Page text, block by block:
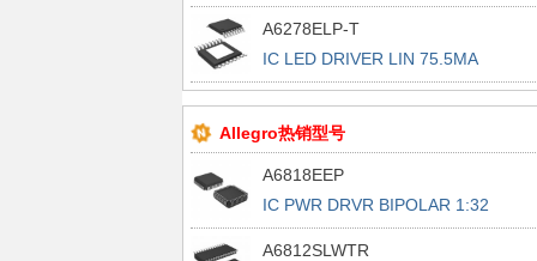
A6278ELP-T
IC LED DRIVER LIN 75.5MA
16TSSOP
Allegro热销型号
A6818EEP
IC PWR DRVR BIPOLAR 1:32
44PLCC
A6812SLWTR